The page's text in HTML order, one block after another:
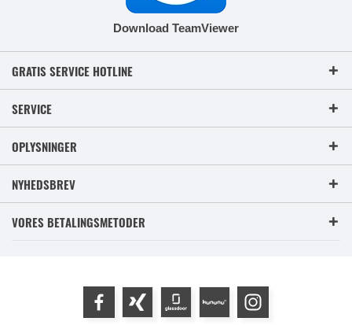
Download TeamViewer
GRATIS SERVICE HOTLINE
SERVICE
OPLYSNINGER
NYHEDSBREV
VORES BETALINGSMETODER